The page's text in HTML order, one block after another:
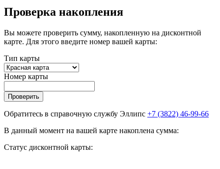
Проверка накопления
Вы можете проверить сумму, накопленную на дисконтной
карте. Для этого введите номер вашей карты:
Тип карты
Номер карты
Проверить
Обратитесь в справочную службу Эллипс +7 (3822) 46-99-66
В данный момент на вашей карте накоплена сумма:
Статус дисконтной карты: